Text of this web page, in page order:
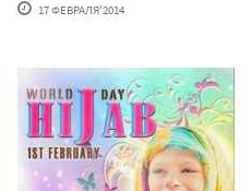
17 ФЕВРАЛЯ'2014